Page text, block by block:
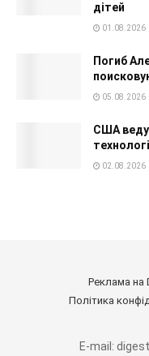
дітей
01.08.2026
Погиб
05.08.2026
США
02.08.2026
Реклама на
Політика
E-mail: